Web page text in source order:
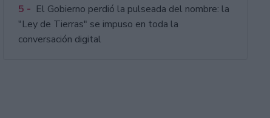
5 - El Gobierno perdió la pulseada del nombre: la
"Ley de Tierras" se impuso en toda la
conversación digital